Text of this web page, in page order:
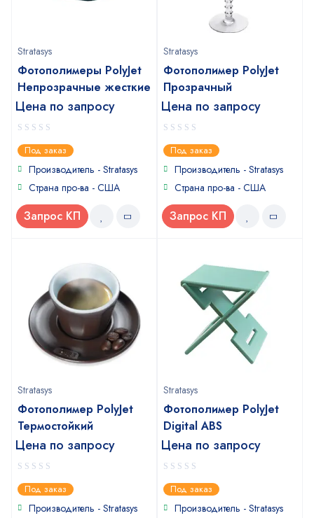
Stratasys
Фотополимеры PolyJet
Непрозрачные жесткие
Цена по запросу
0
out
of
Под заказ
Производитель - Stratasys
Страна про-ва - США
Запрос КП
Stratasys
Фотополимер PolyJet
Прозрачный
Цена по запросу
0
out
of
Под заказ
Производитель - Stratasys
Страна про-ва - США
Запрос КП
Stratasys
Фотополимер PolyJet
Термостойкий
Цена по запросу
0
out
of
Под заказ
Производитель - Stratasys
Stratasys
Фотополимер PolyJet
Digital ABS
Цена по запросу
0
out
of
Под заказ
Производитель - Stratasys